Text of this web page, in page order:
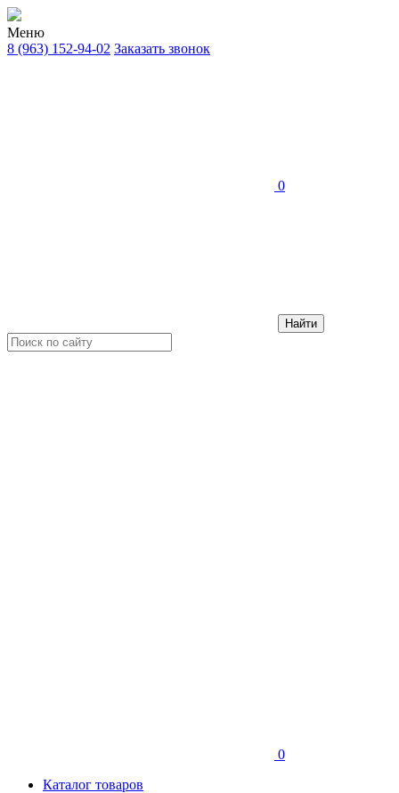
Меню
8 (963) 152-94-02 Заказать звонок
0
Найти
0
Каталог товаров